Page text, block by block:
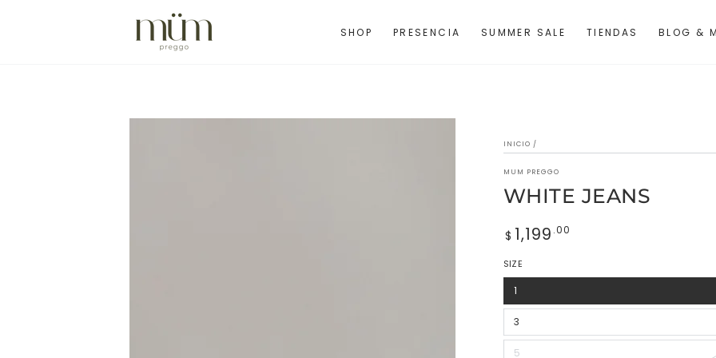
SHOP PRESENCIA SUMMER SALE TIENDAS BLOG &
INICIO /
MUM PREGGO
WHITE JEANS
Precio
regular
$ 1,199 .00
SIZE
1Variante
agotada
o
no
disponible
3
Variante
agotada
o
no
5